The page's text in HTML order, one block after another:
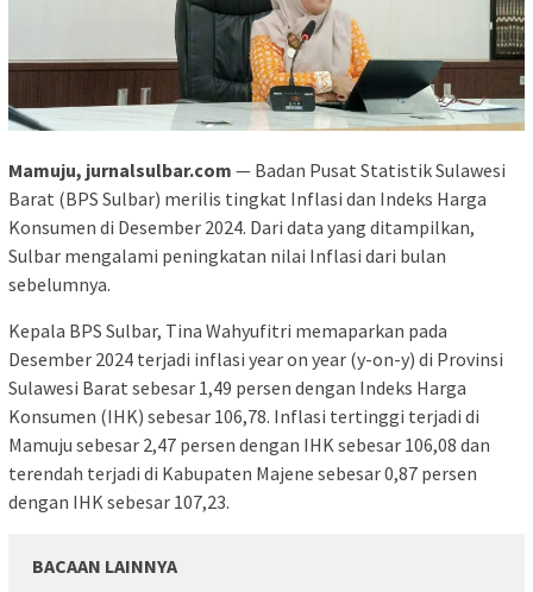
Mamuju, jurnalsulbar.com — Badan Pusat Statistik Sulawesi
Barat (BPS Sulbar) merilis tingkat Inflasi dan Indeks Harga
Konsumen di Desember 2024. Dari data yang ditampilkan,
Sulbar mengalami peningkatan nilai Inflasi dari bulan
sebelumnya.
Kepala BPS Sulbar, Tina Wahyufitri memaparkan pada
Desember 2024 terjadi inflasi year on year (y-on-y) di Provinsi
Sulawesi Barat sebesar 1,49 persen dengan Indeks Harga
Konsumen (IHK) sebesar 106,78. Inflasi tertinggi terjadi di
Mamuju sebesar 2,47 persen dengan IHK sebesar 106,08 dan
terendah terjadi di Kabupaten Majene sebesar 0,87 persen
dengan IHK sebesar 107,23.
BACAAN LAINNYA